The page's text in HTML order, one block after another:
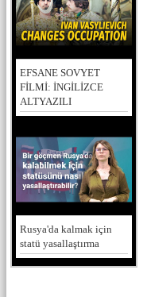
EFSANE SOVYET
FİLMİ: İNGİLİZCE
ALTYAZILI
Rusya'da kalmak için
statü yasallaştırma